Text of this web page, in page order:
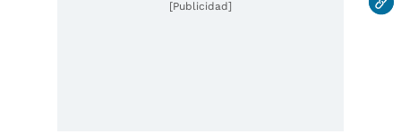
[Publicidad]